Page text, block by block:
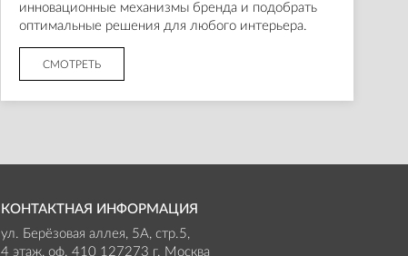
инновационные механизмы бренда и подобрать
оптимальные решения для любого интерьера.
СМОТРЕТЬ
КОНТАКТНАЯ ИНФОРМАЦИЯ
ул. Берёзовая аллея, 5А, стр.5,
4 этаж, оф. 410 127273 г. Москва